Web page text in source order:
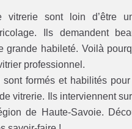
vitrerie sont loin d’être
Ils demandent
grande habileté. Voilà
professionnel.
sont formés et habilités
vitrerie. Ils interviennent
de Haute-Savoie.